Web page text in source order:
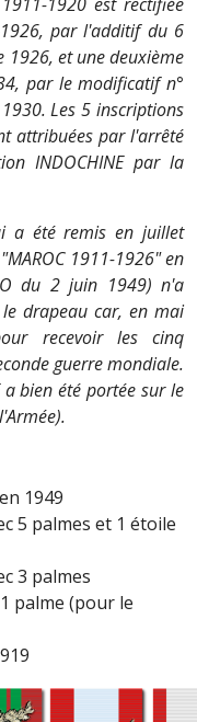
par l'additif du 6
et une deuxième
par le modificatif n°
Les 5 inscriptions
attribuées par l'arrêté
INDOCHINE par la
a été remis en juillet
1911-1926" en
du 2 juin 1949) n'a
drapeau car, en mai
recevoir les cinq
guerre mondiale.
a bien été portée sur le
1949
5 palmes et 1 étoile
3 palmes
palme (pour le